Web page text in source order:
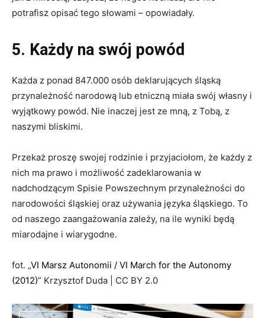
potrafisz opisać tego słowami – opowiadały.
5. Każdy na swój powód
Każda z ponad 847.000 osób deklarujących śląską
przynależność narodową lub etniczną miała swój własny i
wyjątkowy powód. Nie inaczej jest ze mną, z Tobą, z
naszymi bliskimi.
Przekaż proszę swojej rodzinie i przyjaciołom, że każdy z
nich ma prawo i możliwość zadeklarowania w
nadchodzącym Spisie Powszechnym przynależności do
narodowości śląskiej oraz używania języka śląskiego. To
od naszego zaangażowania zależy, na ile wyniki będą
miarodajne i wiarygodne.
fot. „VI Marsz Autonomii / VI March for the Autonomy
(2012)” Krzysztof Duda | CC BY 2.0